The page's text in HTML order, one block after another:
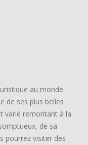
au monde.
de ses plus belles
varié remontant à la
de sa
pourrez visiter des